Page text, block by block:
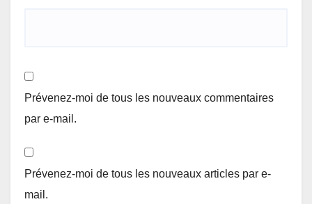
Prévenez-moi de tous les nouveaux commentaires
par e-mail.
Prévenez-moi de tous les nouveaux articles par e-
mail.